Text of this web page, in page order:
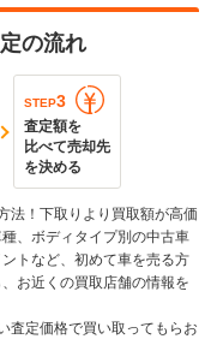
の流れ
STEP3
査定額を
比べて売却先
を決める
法！下取りより買取額が高価
、ボディタイプ別の中古車
トなど、初めて車を売る方
お近くの買取店舗の情報を
査定価格で買い取ってもらお